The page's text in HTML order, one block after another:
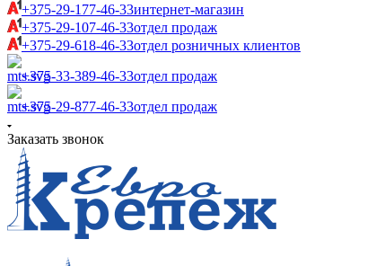
+375-29-177-46-33интернет-магазин
+375-29-107-46-33отдел продаж
+375-29-618-46-33отдел розничных клиентов
+375-33-389-46-33отдел продаж
+375-29-877-46-33отдел продаж
Заказать звонок